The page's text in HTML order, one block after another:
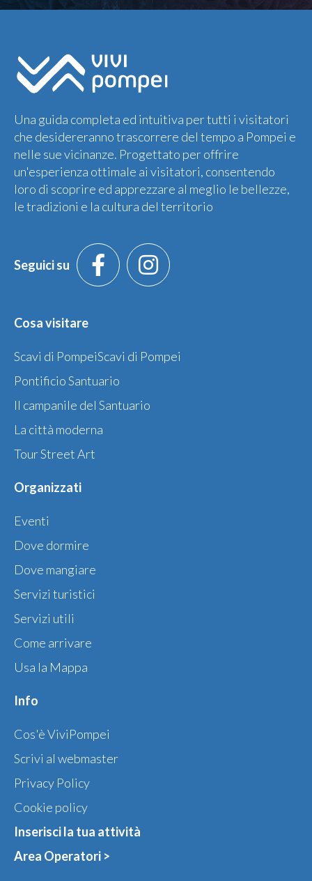
Una guida completa ed intuitiva per tutti i visitatori
che desidereranno trascorrere del tempo a Pompei e
nelle sue vicinanze. Progettato per offrire
un'esperienza ottimale ai visitatori, consentendo
loro di scoprire ed apprezzare al meglio le bellezze,
le tradizioni e la cultura del territorio
Seguici su
Cosa visitare
Scavi di PompeiScavi di Pompei
Pontificio Santuario
Il campanile del Santuario
La città moderna
Tour Street Art
Organizzati
Eventi
Dove dormire
Dove mangiare
Servizi turistici
Servizi utili
Come arrivare
Usa la Mappa
Info
Cos'è ViviPompei
Scrivi al webmaster
Privacy Policy
Cookie policy
Inserisci la tua attività
Area Operatori >